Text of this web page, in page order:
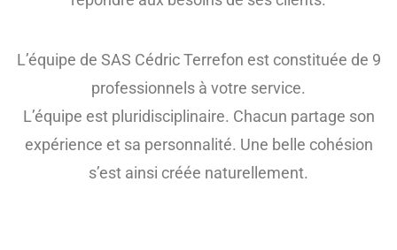
L’équipe de SAS Cédric Terrefon est constituée de 9
professionnels à votre service.
L’équipe est pluridisciplinaire. Chacun partage son
expérience et sa personnalité. Une belle cohésion
s’est ainsi créée naturellement.